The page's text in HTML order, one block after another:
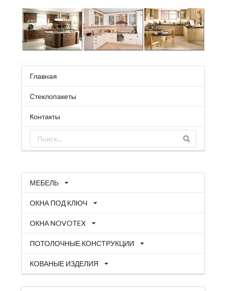
Главная
Стеклопакеты
Контакты
МЕБЕЛЬ
ОКНА ПОД КЛЮЧ
ОКНА NOVOTEX
ПОТОЛОЧНЫЕ КОНСТРУКЦИИ
КОВАНЫЕ ИЗДЕЛИЯ